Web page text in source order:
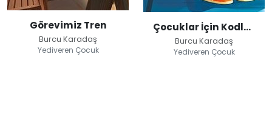
Görevimiz Tren
Burcu Karadaş
Yediveren Çocuk
Çocuklar İçin Kodlama
Burcu Karadaş
Yediveren Çocuk